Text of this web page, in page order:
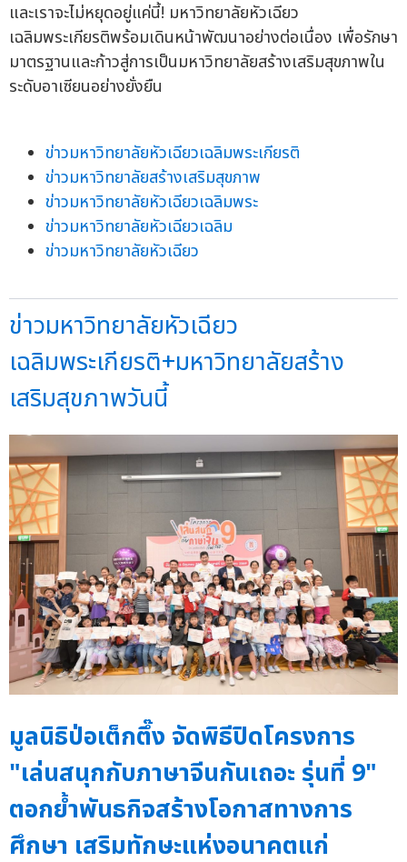
และเราจะไม่หยุดอยู่แค่นี้! มหาวิทยาลัยหัวเฉียว
เฉลิมพระเกียรติพร้อมเดินหน้าพัฒนาอย่างต่อเนื่อง เพื่อรักษา
มาตรฐานและก้าวสู่การเป็นมหาวิทยาลัยสร้างเสริมสุขภาพใน
ระดับอาเซียนอย่างยั่งยืน
ข่าวมหาวิทยาลัยหัวเฉียวเฉลิมพระเกียรติ
ข่าวมหาวิทยาลัยสร้างเสริมสุขภาพ
ข่าวมหาวิทยาลัยหัวเฉียวเฉลิมพระ
ข่าวมหาวิทยาลัยหัวเฉียวเฉลิม
ข่าวมหาวิทยาลัยหัวเฉียว
ข่าวมหาวิทยาลัยหัวเฉียว
เฉลิมพระเกียรติ+มหาวิทยาลัยสร้าง
เสริมสุขภาพวันนี้
มูลนิธิป่อเต็กตึ๊ง จัดพิธีปิดโครงการ
"เล่นสนุกกับภาษาจีนกันเถอะ รุ่นที่ 9"
ตอกย้ำพันธกิจสร้างโอกาสทางการ
ศึกษา เสริมทักษะแห่งอนาคตแก่